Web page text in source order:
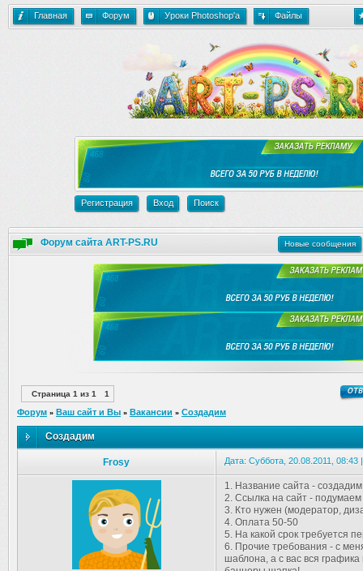
Главная Форум Уроки Photoshop'a Файлы
Регистрация Вход Поиск
Форум сайта ART-PS.RU Новые сообщения
Страница 1 из 1 1
Форум » Ваш сайт и Вы » Вакансии » Создадим
Создадим
Frosy Дата: Суббота, 20.08.2011,
1. Название сайта - создадим
2. Ссылка на сайт - подумаем
3. Кто нужен (модератор,
4. Оплата 50-50
5. На какой срок требуется
6. Прочие требования - с
шаблона, а с вас вся